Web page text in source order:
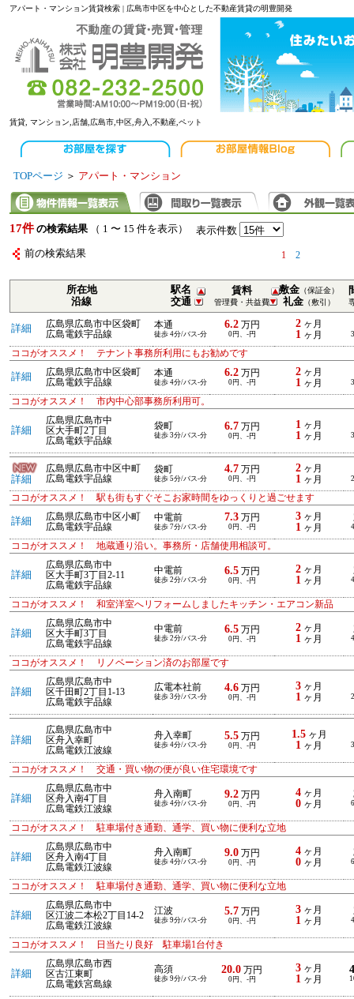
アパート・マンション賃貸検索 | 広島市中区を中心とした不動産賃貸の明豊開発
賃貸, マンション,店舗,広島市,中区,舟入,不動産,ペット
TOPページ ＞ アパート・マンション
17件 の検索結果 （ 1 〜 15 件を表示） 表示件数
前の検索結果 1 2
所在地
沿線
駅名
交通
賃料
管理費・共益費
敷金 （保証金）
礼金 （敷引）
詳細
広島県広島市中区袋町
広島電鉄宇品線
本通
徒歩 4分/バス-分
6.2万円
0円、-円
2 ヶ月
1 ヶ月
ココがオススメ！ テナント事務所利用にもお勧めです
詳細
広島県広島市中区袋町
広島電鉄宇品線
本通
徒歩 4分/バス-分
6.2万円
0円、-円
2 ヶ月
1 ヶ月
ココがオススメ！ 市内中心部事務所利用可。
詳細
広島県広島市中
区大手町2丁目
広島電鉄宇品線
袋町
徒歩 3分/バス-分
6.7万円
0円、-円
1 ヶ月
1 ヶ月
詳細
広島県広島市中区中町
広島電鉄宇品線
袋町
徒歩 5分/バス-分
4.7万円
0円、-円
2 ヶ月
1 ヶ月
ココがオススメ！ 駅も街もすぐそこお家時間をゆっくりと過ごせます
詳細
広島県広島市中区小町
広島電鉄宇品線
中電前
徒歩 7分/バス-分
7.3万円
0円、-円
3 ヶ月
1 ヶ月
ココがオススメ！ 地蔵通り沿い。事務所・店舗使用相談可。
詳細
広島県広島市中
区大手町3丁目2-11
広島電鉄宇品線
中電前
徒歩 2分/バス-分
6.5万円
0円、-円
2 ヶ月
1 ヶ月
ココがオススメ！ 和室洋室へリフォームしましたキッチン・エアコン新品
詳細
広島県広島市中
区大手町3丁目
広島電鉄宇品線
中電前
徒歩 2分/バス-分
6.5万円
0円、-円
2 ヶ月
1 ヶ月
ココがオススメ！ リノベーション済のお部屋です
詳細
広島県広島市中
区千田町2丁目1-13
広島電鉄宇品線
広電本社前
徒歩 3分/バス-分
4.6万円
0円、-円
3 ヶ月
1 ヶ月
詳細
広島県広島市中
区舟入幸町
広島電鉄江波線
舟入幸町
徒歩 4分/バス-分
5.5万円
0円、-円
1.5ヶ月
1 ヶ月
ココがオススメ！ 交通・買い物の便が良い住宅環境です
詳細
広島県広島市中
区舟入南4丁目
広島電鉄江波線
舟入南町
徒歩 4分/バス-分
9.2万円
0円、-円
4 ヶ月
0 ヶ月
ココがオススメ！ 駐車場付き通勤、通学、買い物に便利な立地
詳細
広島県広島市中
区舟入南4丁目
広島電鉄江波線
舟入南町
徒歩 4分/バス-分
9.0万円
0円、-円
4 ヶ月
0 ヶ月
ココがオススメ！ 駐車場付き通勤、通学、買い物に便利な立地
詳細
広島県広島市中
区江波二本松2丁目14-2
広島電鉄江波線
江波
徒歩 9分/バス-分
5.7万円
0円、-円
3 ヶ月
1 ヶ月
ココがオススメ！ 日当たり良好 駐車場1台付き
詳細
広島県広島市西
区古江東町
広島電鉄宮島線
高須
徒歩 9分/バス-分
20.0 万円
0円、-円
3 ヶ月
1 ヶ月